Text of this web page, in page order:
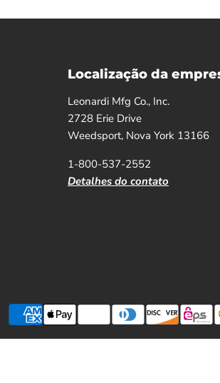
Localização da
Leonardi Mfg Co., Inc.
2728 Erie Drive
Weedsport, Nova York 13166
1-800-537-2552
Detalhes do contato